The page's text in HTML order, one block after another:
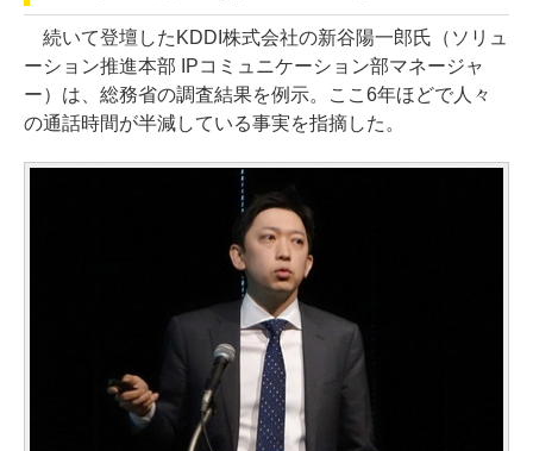
続いて登壇したKDDI株式会社の新谷陽一郎氏（ソリュ
ーション推進本部 IPコミュニケーション部マネージャ
ー）は、総務省の調査結果を例示。ここ6年ほどで人々
の通話時間が半減している事実を指摘した。